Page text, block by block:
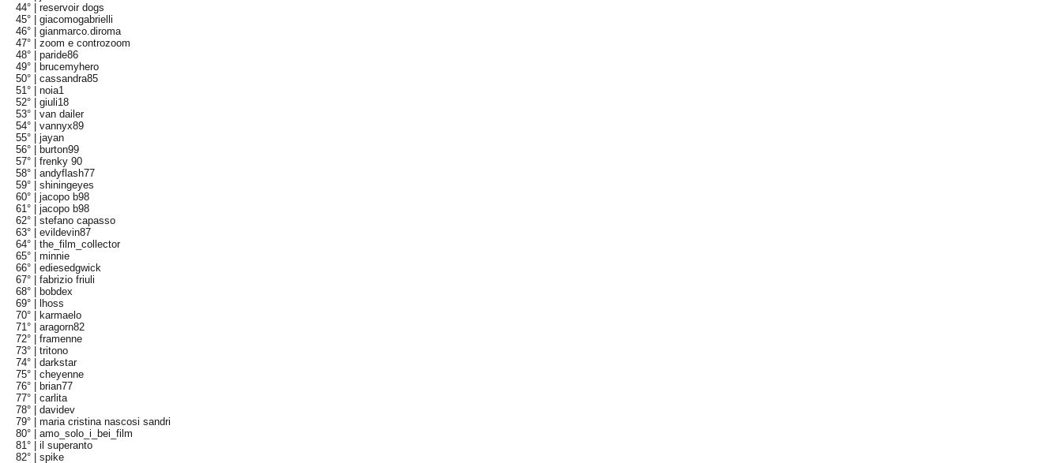
44° |reservoir dogs
45° |giacomogabrielli
46° |gianmarco.diroma
47° |zoom e controzoom
48° |paride86
49° |
brucemyhero
50° |cassandra85
51° |noia1
52° |giuli18
53° |van dailer
54° |vannyx89
55° |jayan
56° |
burton99
57° |frenky 90
58° |andyflash77
59° |shiningeyes
60° |jacopo b98
61° |jacopo b98
62° |stefano capasso
63° |evildevin87
64° |the_film_collector
65° |minnie
66° |ediesedgwick
67° |fabrizio friuli
68° |
bobdex
69° |
lhoss
70° |
karmaelo
71° |aragorn82
72° |framenne
73° |tritono
74° |darkstar
75° |cheyenne
76° |
brian77
77° |carlita
78° |davidev
79° |maria cristina nascosi sandri
80° |amo_solo_i_bei_film
81° |il superanto
82° |spike